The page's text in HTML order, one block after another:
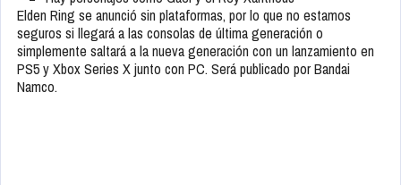
Elden Ring se anunció sin plataformas, por lo que no estamos
seguros si llegará a las consolas de última generación o
simplemente saltará a la nueva generación con un lanzamiento en
PS5 y Xbox Series X junto con PC. Será publicado por Bandai
Namco.